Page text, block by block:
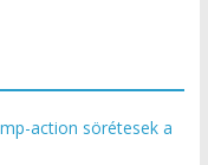
action sörétesek a